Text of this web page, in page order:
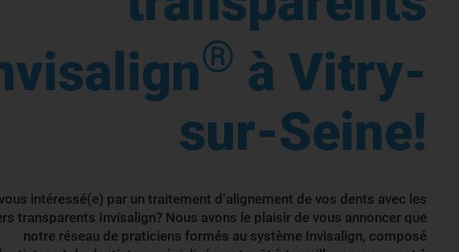
® à Vitry-
sur-Seine!
intéressé(e) par un traitement d’alignement de vos dents avec les
transparents Invisalign? Nous avons le plaisir de vous annoncer que
notre réseau de praticiens formés au système Invisalign, composé